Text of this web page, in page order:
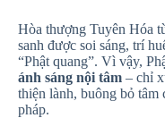
Hòa thượng Tuyên Hóa
sanh được soi sáng, trí
“Phật quang”. Vì vậy,
ánh sáng nội tâm – chỉ
thiện lành, buông bỏ tâm
pháp.